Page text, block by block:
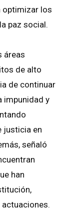
optimizar los
paz social.
áreas
de alto
de continuar
impunidad y
justicia en
señaló
han